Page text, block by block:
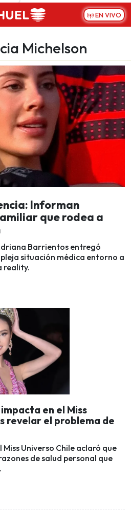
EN VIVO
Michelson
Informan
que rodea a
Barrientos entregó
situación médica entorno a
reality.
en el Miss
revelar el problema de
Universo Chile aclaró que
de salud personal que